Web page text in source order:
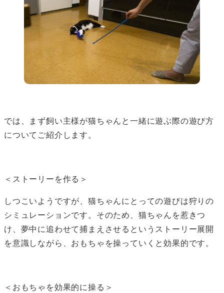
では、まず飼い主様が猫ちゃんと一緒に遊ぶ際の遊び方
についてご紹介します。
＜ストーリーを作る＞
しつこいようですが、猫ちゃんにとっての遊びは狩りの
シミュレーションです。そのため、猫ちゃんを惹きつ
け、夢中に追わせて捕まえさせるというストーリー展開
を意識しながら、おもちゃを操っていくと効果的です。
＜おもちゃを効果的に操る＞